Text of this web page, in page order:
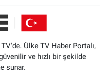
Ülke TV Haber Portalı,
ve hızlı bir şekilde
sunar.